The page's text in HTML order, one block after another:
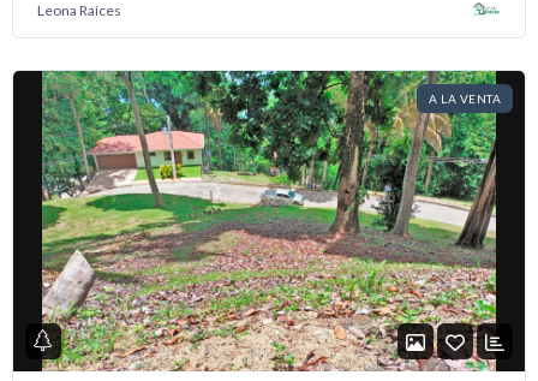
Leona Raíces
A LA VENTA